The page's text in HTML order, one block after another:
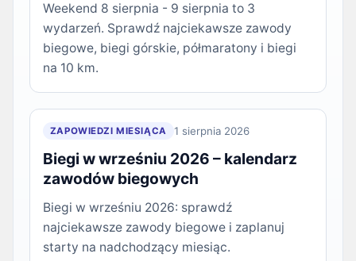
Weekend 8 sierpnia - 9 sierpnia to 3
wydarzeń. Sprawdź najciekawsze zawody
biegowe, biegi górskie, półmaratony i biegi
na 10 km.
ZAPOWIEDZI MIESIĄCA 1 sierpnia 2026
Biegi w wrześniu 2026 – kalendarz
zawodów biegowych
Biegi w wrześniu 2026: sprawdź
najciekawsze zawody biegowe i zaplanuj
starty na nadchodzący miesiąc.